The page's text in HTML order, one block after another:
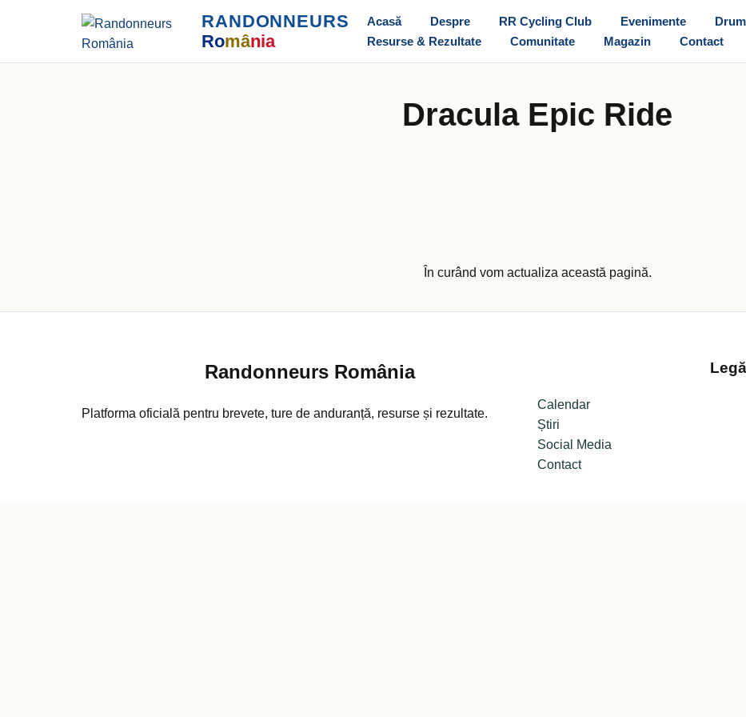
RANDONNEURS
România
Acasă Despre RR Cycling Club Evenimente
Resurse & Rezultate
Comunitate Magazin Contact
Dracula Epic Ride
În curând vom actualiza această pagină.
Randonneurs România
Platforma oficială pentru brevete, ture de anduranță, resurse și rezultate.
Calendar
Știri
Social Media
Contact